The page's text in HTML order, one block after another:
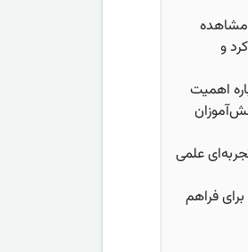
مشاهده
و
اهمیت
علمی
فراهم